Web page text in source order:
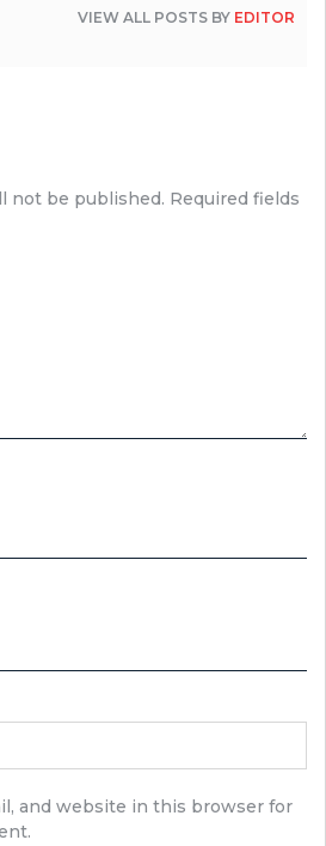
VIEW ALL POSTS BY EDITOR
not be published. Required fields
and website in this browser for